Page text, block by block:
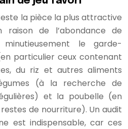
la pièce la plus attractive
de l’abondance de
minutieusement le garde-
particulier ceux contenant
du riz et autres aliments
(à la recherche de
et la poubelle (en
de nourriture). Un audit
est indispensable, car ces